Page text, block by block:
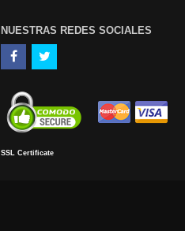
NUESTRAS REDES SOCIALES
SSL Certificate